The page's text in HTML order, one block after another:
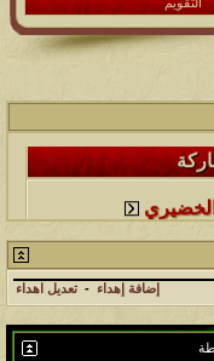
إضافة إهداء - تعديل اهداء